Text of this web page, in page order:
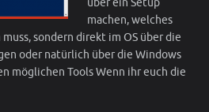
über ein Setup
machen, welches
sondern direkt im OS über die
oder natürlich über die Windows
möglichen Tools Wenn ihr euch die